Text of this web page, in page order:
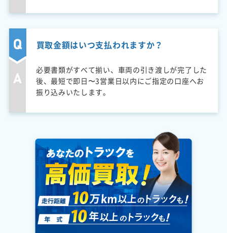
買取金額はいつ支払われますか？
必要書類がすべて揃い、車両の引き渡しが完了した
後、最短で即日〜3営業日以内にご指定の口座へお
振り込みいたします。